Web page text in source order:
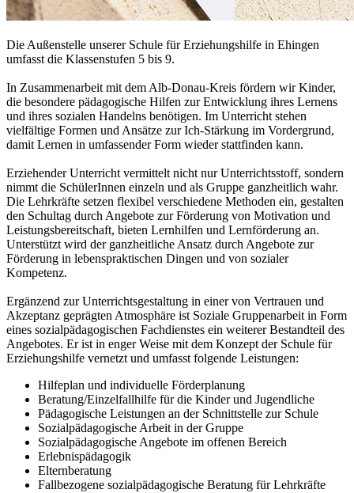
Die Außenstelle unserer Schule für Erziehungshilfe in Ehingen
umfasst die Klassenstufen 5 bis 9.
In Zusammenarbeit mit dem Alb-Donau-Kreis fördern wir Kinder,
die besondere pädagogische Hilfen zur Entwicklung ihres Lernens
und ihres sozialen Handelns benötigen. Im Unterricht stehen
vielfältige Formen und Ansätze zur Ich-Stärkung im Vordergrund,
damit Lernen in umfassender Form wieder stattfinden kann.
Erziehender Unterricht vermittelt nicht nur Unterrichtsstoff, sondern
nimmt die SchülerInnen einzeln und als Gruppe ganzheitlich wahr.
Die Lehrkräfte setzen flexibel verschiedene Methoden ein, gestalten
den Schultag durch Angebote zur Förderung von Motivation und
Leistungsbereitschaft, bieten Lernhilfen und Lernförderung an.
Unterstützt wird der ganzheitliche Ansatz durch Angebote zur
Förderung in lebenspraktischen Dingen und von sozialer
Kompetenz.
Ergänzend zur Unterrichtsgestaltung in einer von Vertrauen und
Akzeptanz geprägten Atmosphäre ist Soziale Gruppenarbeit in Form
eines sozialpädagogischen Fachdienstes ein weiterer Bestandteil des
Angebotes. Er ist in enger Weise mit dem Konzept der Schule für
Erziehungshilfe vernetzt und umfasst folgende Leistungen:
Hilfeplan und individuelle Förderplanung
Beratung/Einzelfallhilfe für die Kinder und Jugendliche
Pädagogische Leistungen an der Schnittstelle zur Schule
Sozialpädagogische Arbeit in der Gruppe
Sozialpädagogische Angebote im offenen Bereich
Erlebnispädagogik
Elternberatung
Fallbezogene sozialpädagogische Beratung für Lehrkräfte